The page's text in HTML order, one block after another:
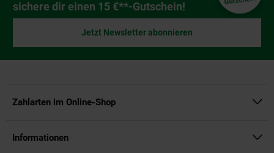
sichere dir einen 15 €**-Gutschein!
Jetzt Newsletter abonnieren
Zahlarten im Online-Shop
Informationen